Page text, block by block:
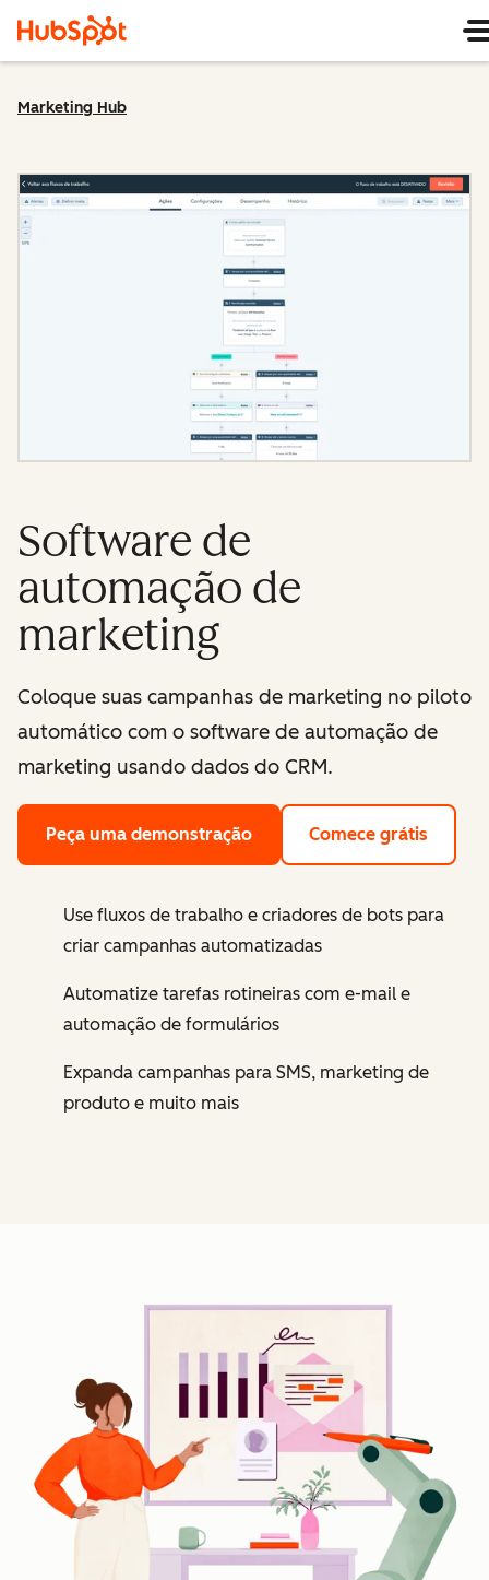
Marketing Hub
Software de
automação de
marketing
Coloque suas campanhas de marketing no piloto
automático com o software de automação de
marketing usando dados do CRM.
Peça uma demonstração Comece grátis
Use fluxos de trabalho e criadores de bots para
criar campanhas automatizadas
Automatize tarefas rotineiras com e-mail e
automação de formulários
Expanda campanhas para SMS, marketing de
produto e muito mais